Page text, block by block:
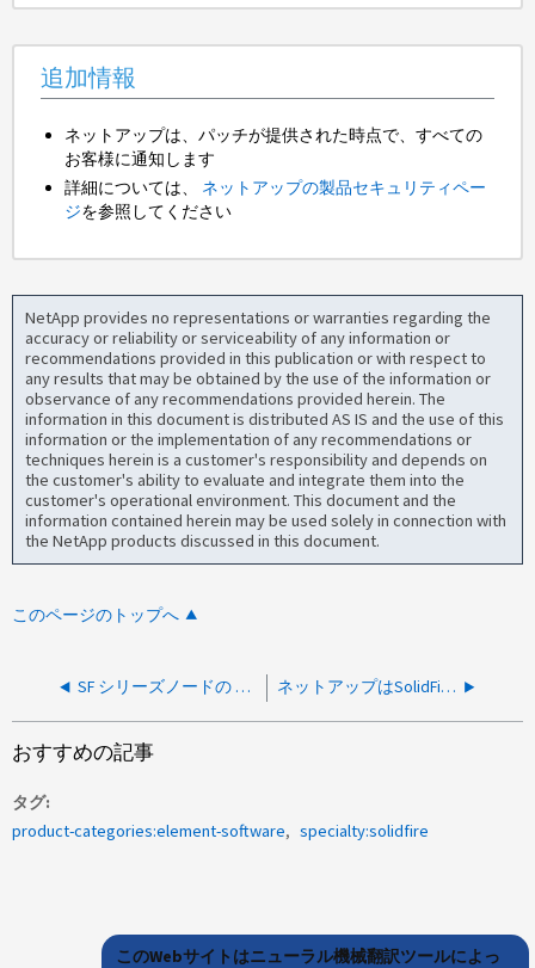
追加情報
ネットアップは、パッチが提供された時点で、すべての
お客様に通知します
詳細については、 ネットアップの製品セキュリティペー
ジを参照してください
NetApp provides no representations or warranties regarding the
accuracy or reliability or serviceability of any information or
recommendations provided in this publication or with respect to
any results that may be obtained by the use of the information or
observance of any recommendations provided herein. The
information in this document is distributed AS IS and the use of this
information or the implementation of any recommendations or
techniques herein is a customer's responsibility and depends on
the customer's ability to evaluate and integrate them into the
customer's operational environment. This document and the
information contained herein may be used solely in connection with
the NetApp products discussed in this document.
このページのトップへ
SF シリーズノードの RTFI 中に内部ドライブの不一致エラーが発生しました ネットアップはSolidFire CloudStackの問題に対するアクティブなサポートを提供するように取り組んでいますか。
おすすめの記事
タグ
product-categories:element-software
specialty:solidfire
このWebサイトはニューラル機械翻訳ツールによっ